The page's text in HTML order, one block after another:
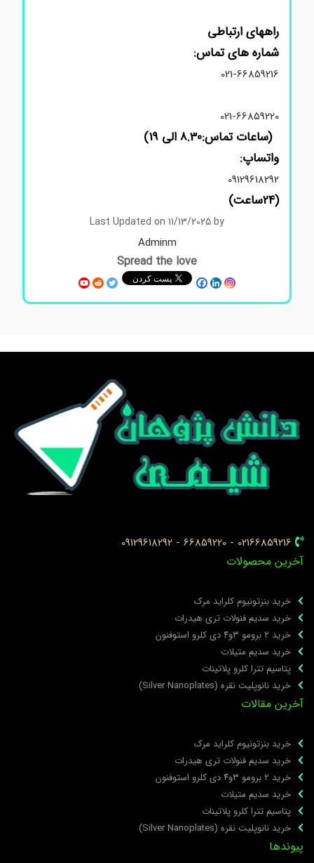
راههای ارتباطی
شماره های تماس:
021-66859216
021-66859220
(ساعات تماس:8.30 الی 19)
واتساپ:
09129618292
Last Updated on 11/13/2025 by
Adminm
Spread the love
02166859216 - 66859220 - 09129618292
محصولات
خرید بنزتونیوم کلراید مرک
خرید سدیم فنولات تری هیدرات
خرید ۲ برومو ۳و۴ دی‌ کلرو استوفنون
خرید سدیم متیلات
پتاسیم تترا کلرو پلاتینات
خرید نانوپلیت نقره (Silver Nanoplates)
مقالات
خرید بنزتونیوم کلراید مرک
خرید سدیم فنولات تری هیدرات
خرید ۲ برومو ۳و۴ دی‌ کلرو استوفنون
خرید سدیم متیلات
پتاسیم تترا کلرو پلاتینات
خرید نانوپلیت نقره (Silver Nanoplates)